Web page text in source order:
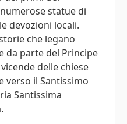
statue di
devozioni locali.
che legano
da parte del Principe
delle chiese
verso il Santissimo
Santissima